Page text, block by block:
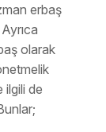
erbaş
olarak
ilgili de